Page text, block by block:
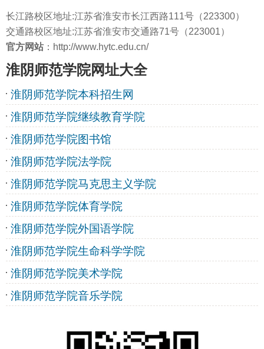
长江路校区地址:江苏省淮安市长江西路111号（223300）
交通路校区地址:江苏省淮安市交通路71号（223001）
官方网站 ：http://www.hytc.edu.cn/
淮阴师范学院网址大全
淮阴师范学院本科招生网
淮阴师范学院继续教育学院
淮阴师范学院图书馆
淮阴师范学院法学院
淮阴师范学院马克思主义学院
淮阴师范学院体育学院
淮阴师范学院外国语学院
淮阴师范学院生命科学学院
淮阴师范学院美术学院
淮阴师范学院音乐学院